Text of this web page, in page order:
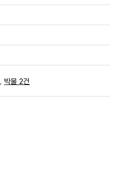
박물 2건